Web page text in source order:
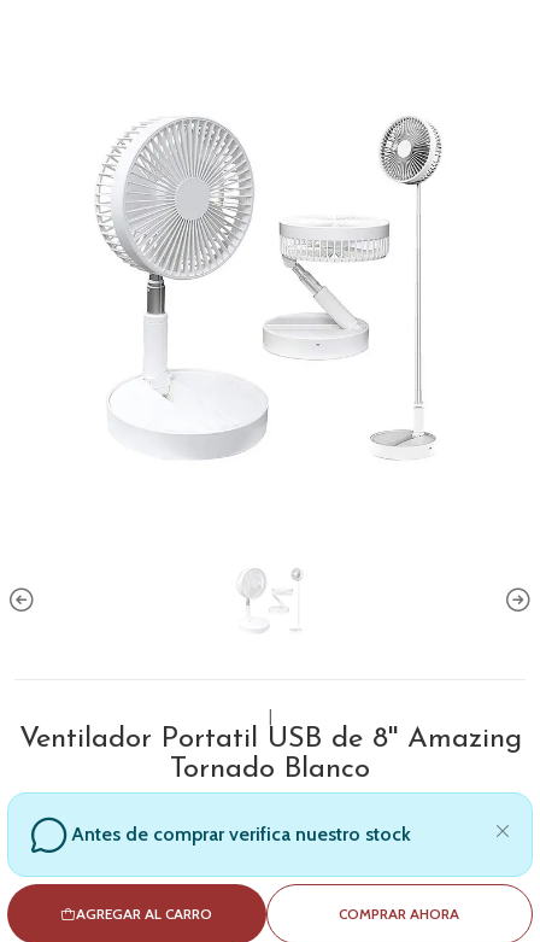
Ventilador Portatil USB de 8'' Amazing
Tornado Blanco
Antes de comprar verifica nuestro stock
AGREGAR AL CARRO COMPRAR AHORA